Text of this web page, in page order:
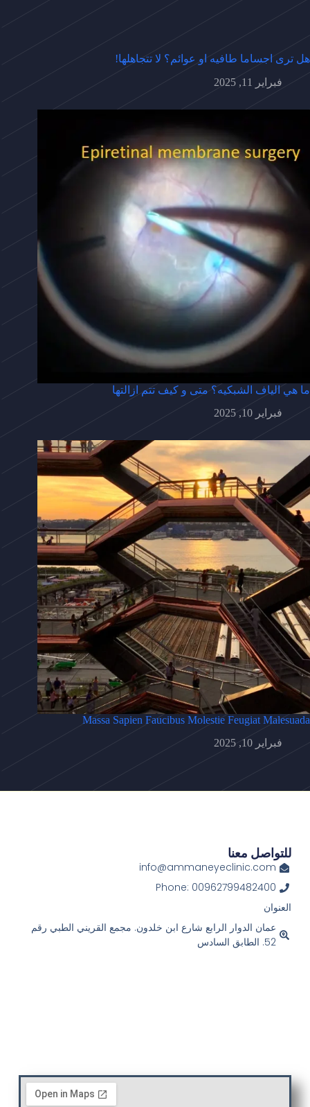
هل ترى اجساما طافيه او عوائم؟ لا تتجاهلها!
فبراير 11, 2025
ما هي الياف الشبكيه؟ متى و كيف تتم ازالتها
فبراير 10, 2025
Massa Sapien Faucibus Molestie Feugiat Malesuada
فبراير 10, 2025
للتواصل معنا
info@ammaneyeclinic.com
Phone: 00962799482400
العنوان
عمان الدوار الرابع شارع ابن خلدون. مجمع القريني الطبي رقم
52. الطابق السادس